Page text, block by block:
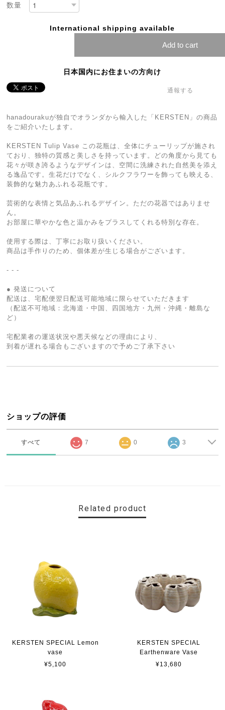
数量
International shipping available
Add to cart
日本国内にお住まいの方向け
通報する
hanadourakuが独自でオランダから輸入した「KERSTEN」の商品
をご紹介いたします。
KERSTEN Tulip Vase この花瓶は、全体にチューリップが施され
ており、独特の質感と美しさを持っています。どの角度から見ても
花々が咲き誇るようなデザインは、空間に洗練された自然美を添え
る逸品です。生花だけでなく、シルクフラワーを飾っても映える、
装飾的な魅力あふれる花瓶です。
芸術的な表情と気品あふれるデザイン。ただの花器ではありませ
ん。
お部屋に華やかな色と温かみをプラスしてくれる特別な存在。
使用する際は、丁寧にお取り扱いください。
商品は手作りのため、個体差が生じる場合がございます。
- - -
● 発送について
配送は、宅配便翌日配送可能地域に限らせていただきます
（配送不可地域：北海道・中国、四国地方・九州・沖縄・離島な
ど）
宅配業者の運送状況や悪天候などの理由により、
到着が遅れる場合もございますので予めご了承下さい
ショップの評価
すべて 7 0 3
Related product
KERSTEN SPECIAL Lemon
vase
¥5,100
KERSTEN SPECIAL
Earthenware Vase
¥13,680